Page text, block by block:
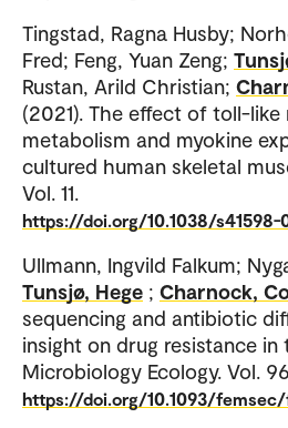
Tingstad, Ragna Husby;
Fred; Feng, Yuan Zeng;
Rustan, Arild Christian;
(2021). The effect of toll-
metabolism and myokine
cultured human skeletal
Vol. 11.
https://doi.org/10.1038/s41598-
Ullmann, Ingvild Falkum;
Tunsjø, Hege ; Charnock,
sequencing and antibiotic
insight on drug resistance in
Microbiology Ecology. Vol.
https://doi.org/10.1093/